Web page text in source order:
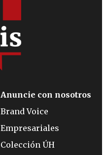
Anuncie con nosotros
Brand Voice
Empresariales
Colección ÚH